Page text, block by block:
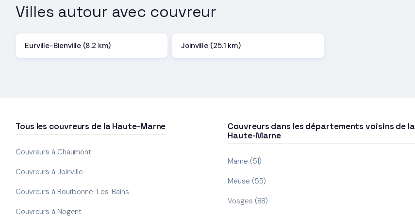
Villes autour avec couvreur
Eurville-Bienville (8.2 km) Joinville (25.1 km)
Tous les couvreurs de la Haute-Marne
Couvreurs à Chaumont
Couvreurs à Joinville
Couvreurs à Bourbonne-Les-Bains
Couvreurs à Nogent
Couvreurs dans les départements voisins de la
Haute-Marne
Marne (51)
Meuse (55)
Vosges (88)